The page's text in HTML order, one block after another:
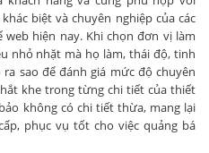
biệt và chuyên nghiệp của các
hiện nay. Khi chọn đơn vị làm
nhỏ nhặt mà họ làm, thái độ, tinh
sao để đánh giá mức độ chuyên
khe trong từng chi tiết của thiết
không có chi tiết thừa, mang lại
phục vụ tốt cho việc quảng bá